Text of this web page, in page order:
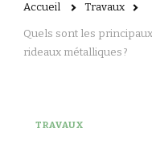
Accueil Travaux
Quels sont les
rideaux métalliques ?
TRAVAUX